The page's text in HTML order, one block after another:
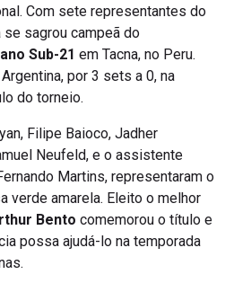
Com sete representantes do
se sagrou campeã do
Sub-21 em Tacna, no Peru.
por 3 sets a 0, na
do torneio.
Filipe Baioco, Jadher
Neufeld, e o assistente
Martins, representaram o
verde amarela. Eleito o melhor
Bento comemorou o título e
possa ajudá-lo na temporada